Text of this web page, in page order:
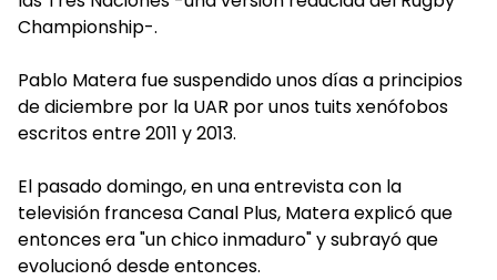
Championship-.
Pablo Matera fue suspendido unos días a principios
de diciembre por la UAR por unos tuits xenófobos
escritos entre 2011 y 2013.
El pasado domingo, en una entrevista con la
televisión francesa Canal Plus, Matera explicó que
entonces era "un chico inmaduro" y subrayó que
evolucionó desde entonces.